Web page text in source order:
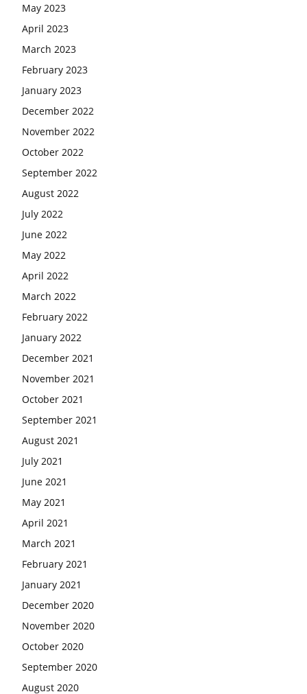
May 2023
April 2023
March 2023
February 2023
January 2023
December 2022
November 2022
October 2022
September 2022
August 2022
July 2022
June 2022
May 2022
April 2022
March 2022
February 2022
January 2022
December 2021
November 2021
October 2021
September 2021
August 2021
July 2021
June 2021
May 2021
April 2021
March 2021
February 2021
January 2021
December 2020
November 2020
October 2020
September 2020
August 2020